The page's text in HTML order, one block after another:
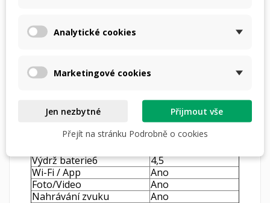
Čočka objektivu (mm)9
Oční reliéf
Průměr očního reliéfu
980m
Typ displeje
AMOLED
1024x768px
Typ baterie
Vyměnitelná li-ion
Výdrž baterie6
4,5
Wi-Fi / App
Ano
Foto/Video
Ano
Nahrávání zvuku
Ano
Analytické cookies
Marketingové cookies
Jen nezbytné
Přijmout vše
Přejít na stránku Podrobně o cookies